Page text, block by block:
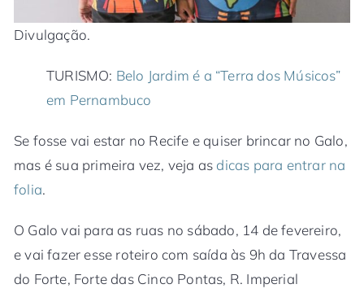
Divulgação.
TURISMO: Belo Jardim é a “Terra dos Músicos”
em Pernambuco
Se fosse vai estar no Recife e quiser brincar no Galo,
mas é sua primeira vez, veja as dicas para entrar na
folia.
O Galo vai para as ruas no sábado, 14 de fevereiro,
e vai fazer esse roteiro com saída às 9h da Travessa
do Forte, Forte das Cinco Pontas, R. Imperial